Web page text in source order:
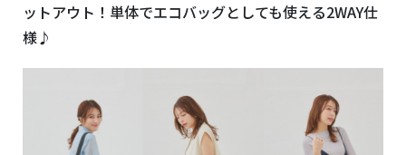
ットアウト！単体でエコバッグとしても使える2WAY仕
様♪